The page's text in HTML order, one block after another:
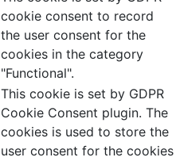
cookie consent to record
the user consent for the
cookies in the category
"Functional".
This cookie is set by GDPR
Cookie Consent plugin. The
cookies is used to store the
user consent for the cookies